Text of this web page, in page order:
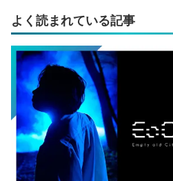
よく読まれている記事